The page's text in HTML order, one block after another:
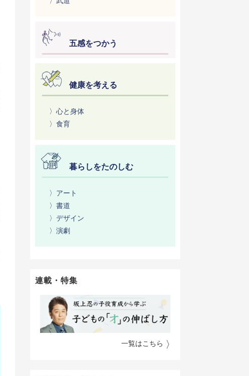
五感をつかう
健康を考える
〉心と身体
〉食育
暮らしをたのしむ
〉アート
〉書道
〉デザイン
〉演劇
連載・特集
一覧はこちら